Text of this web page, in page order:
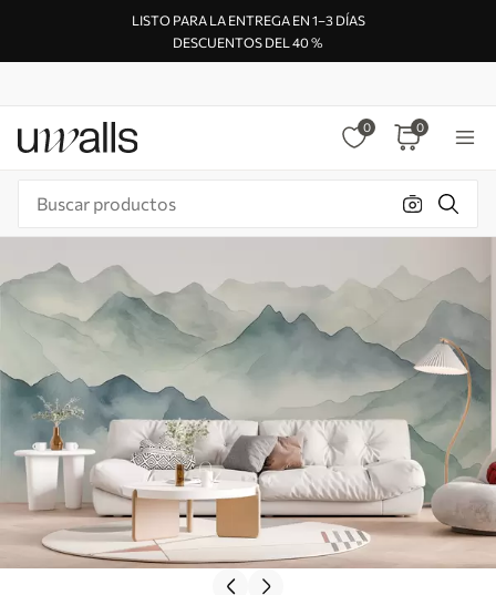
LISTO PARA LA ENTREGA EN 1–3 DÍAS
DESCUENTOS DEL 40 %
0 0